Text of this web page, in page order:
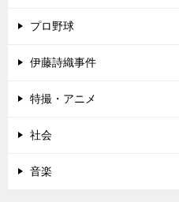
プロ野球
伊藤詩織事件
特撮・アニメ
社会
音楽